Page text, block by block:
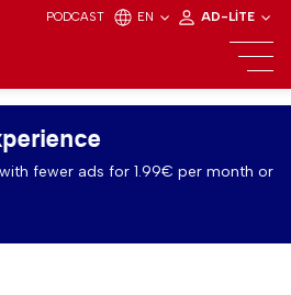
PODCAST EN AD-LITE
fewer ads for 1.99€ per month or